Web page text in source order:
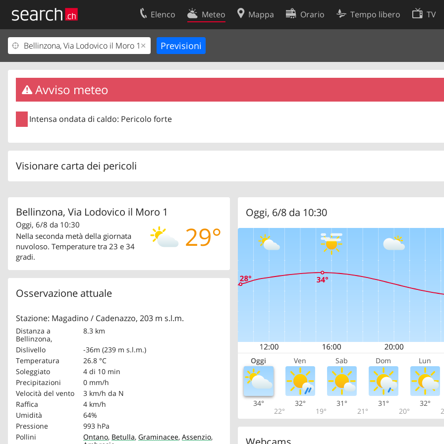
Elenco Meteo Mappa Orario Tempo libero TV
Avviso meteo
Intensa ondata di caldo: Pericolo forte
Visionare carta dei pericoli
Bellinzona, Via Lodovico il Moro 1
29°
Oggi, 6/8 da 10:30
Nella seconda metà della giornata
nuvoloso. Temperature tra 23 e 34
gradi.
Osservazione attuale
Stazione: Magadino / Cadenazzo, 203 m s.l.m.
Distanza a
Bellinzona,
8.3 km
Dislivello
-36m (239 m s.l.m.)
Temperatura
26.8 °C
Soleggiato
4 di 10 min
Precipitazioni
0 mm/h
Velocità del vento
3 km/h da N
Raffica
4 km/h
Umidità
64%
Pressione
993 hPa
Pollini
Ontano, Betulla, Graminacee, Assenzio,
Oggi, 6/8 da 10:30
Oggi Ven Sab Dom Lun
34°
22°
32°
19°
31°
21°
31°
20°
32°
Il vostro profolio
Area clienti
Informazioni Legali
Contatti
Condizioni d’uso
Protezione dei dati
Preferenze cookie
Sviluppatori